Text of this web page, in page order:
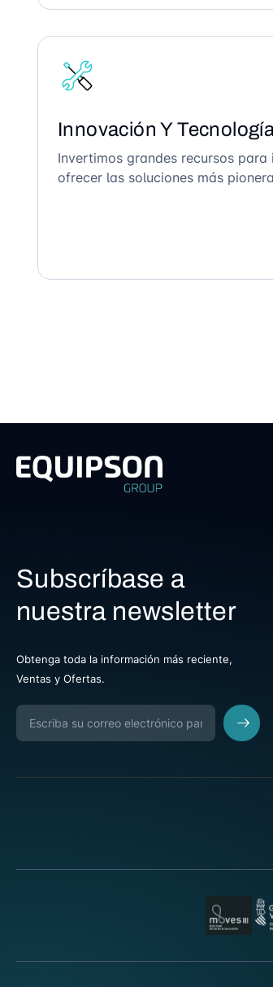
Innovación Y
Invertimos grandes recursos
ofrecer las soluciones más
Subscríbase a
nuestra newsletter
Obtenga toda la información más reciente,
Ventas y Ofertas.